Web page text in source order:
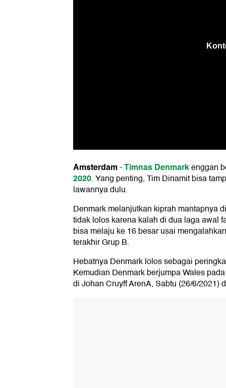
Amsterdam-Timnas Denmarkenggan
2020. Yang penting, Tim Dinamit bisa
lawannya dulu.
Denmark melanjutkan kiprah mantapnya
tidak lolos karena kalah di dua laga awal
bisa melaju ke 16 besar usai
terakhir Grup B.
Hebatnya Denmark lolos sebagai
Kemudian Denmark berjumpa Wales
di Johan Cruyff ArenA, Sabtu (26/6/2021)